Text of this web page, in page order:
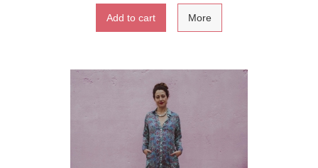
Add to cart More